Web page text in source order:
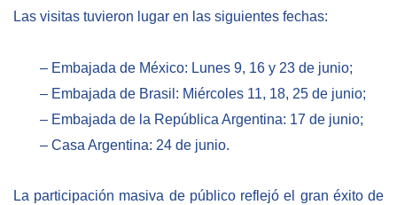
Las visitas tuvieron lugar en las siguientes fechas:
– Embajada de México: Lunes 9, 16 y 23 de junio;
– Embajada de Brasil: Miércoles 11, 18, 25 de junio;
– Embajada de la República Argentina: 17 de junio;
– Casa Argentina: 24 de junio.
La participación masiva de público reflejó el gran éxito de